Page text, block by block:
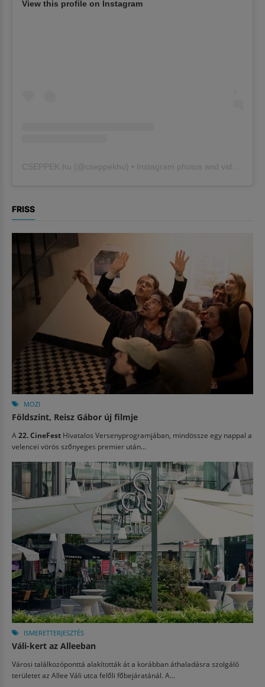
View this profile on Instagram
CSEPPEK.hu (@cseppekhu ) • Instagram photos and videos
FRISS
MOZI
Földszint, Reisz Gábor új filmje
A 22. CineFest Hivatalos Versenyprogramjában, mindössze egy nappal a
velencei vörös szőnyeges premier után...
ISMERETTERJESZTÉS
Váli-kert az Alleeban
Városi találkozóponttá alakították át a korábban áthaladásra szolgáló
területet az Allee Váli utca felőli főbejáratánál. A...